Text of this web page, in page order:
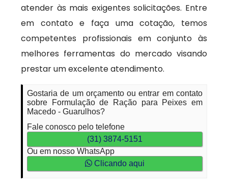
atender às mais exigentes solicitações. Entre
em contato e faça uma cotação, temos
competentes profissionais em conjunto às
melhores ferramentas do mercado visando
prestar um excelente atendimento.
Gostaria de um orçamento ou entrar em contato
sobre Formulação de Ração para Peixes em
Macedo - Guarulhos?
Fale conosco pelo telefone
(31) 3874-5151
Ou em nosso WhatsApp
Clicando aqui